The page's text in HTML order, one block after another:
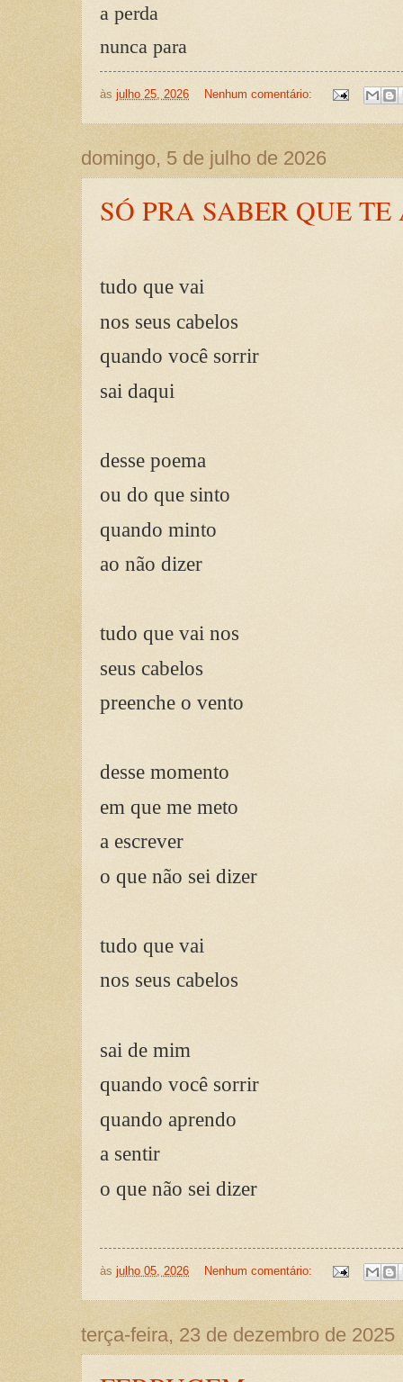
a perda
nunca para
às julho 25, 2026 Nenhum comentário:
domingo, 5 de julho de 2026
SÓ PRA SABER QUE
tudo que vai
nos seus cabelos
quando você sorrir
sai daqui
desse poema
ou do que sinto
quando minto
ao não dizer
tudo que vai nos
seus cabelos
preenche o vento
desse momento
em que me meto
a escrever
o que não sei dizer
tudo que vai
nos seus cabelos
sai de mim
quando você sorrir
quando aprendo
a sentir
o que não sei dizer
às julho 05, 2026 Nenhum comentário:
terça-feira, 23 de dezembro de 2025